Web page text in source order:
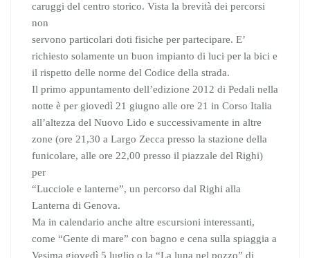
caruggi del centro storico. Vista la brevità dei percorsi
non
servono particolari doti fisiche per partecipare. E’
richiesto solamente un buon impianto di luci per la bici e
il rispetto delle norme del Codice della strada.
Il primo appuntamento dell’edizione 2012 di Pedali nella
notte è per giovedì 21 giugno alle ore 21 in Corso Italia
all’altezza del Nuovo Lido e successivamente in altre
zone (ore 21,30 a Largo Zecca presso la stazione della
funicolare, alle ore 22,00 presso il piazzale del Righi)
per
“Lucciole e lanterne”, un percorso dal Righi alla
Lanterna di Genova.
Ma in calendario anche altre escursioni interessanti,
come “Gente di mare” con bagno e cena sulla spiaggia a
Vesima giovedì 5 luglio o la “La luna nel pozzo” di